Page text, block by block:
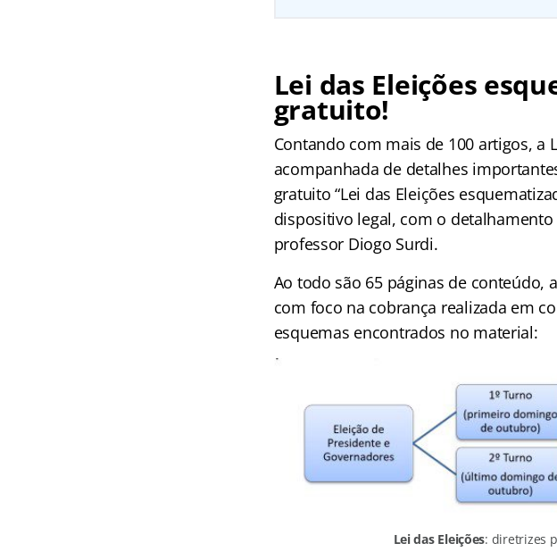
Lei das Eleições
gratuito!
Contando com mais de 100 artigos, a
acompanhada de detalhes
gratuito “Lei das Eleições
dispositivo legal, com o
professor Diogo Surdi.
Ao todo são 65 páginas de conteúdo,
com foco na cobrança realizada em
esquemas encontrados no material:
Lei das Eleições: diretrizes